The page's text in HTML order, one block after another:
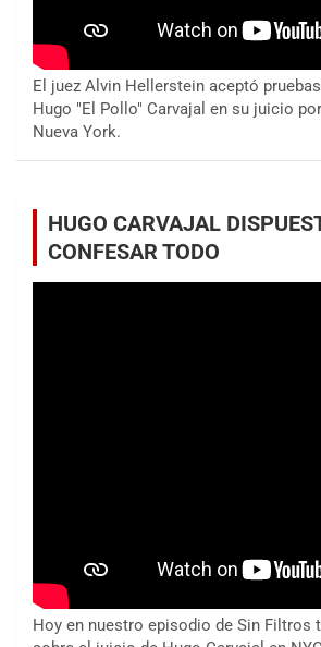
El juez Alvin Hellerstein aceptó
Hugo "El Pollo" Carvajal en su juicio
Nueva York.
HUGO CARVAJAL
CONFESAR TODO
Hoy en nuestro episodio de Sin Filtros